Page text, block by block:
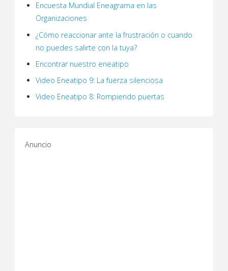
Encuesta Mundial Eneagrama en las
Organizaciones
¿Cómo reaccionar ante la frustración o cuando
no puedes salirte con la tuya?
Encontrar nuestro eneatipo
Video Eneatipo 9: La fuerza silenciosa
Video Eneatipo 8: Rompiendo puertas
Anuncio